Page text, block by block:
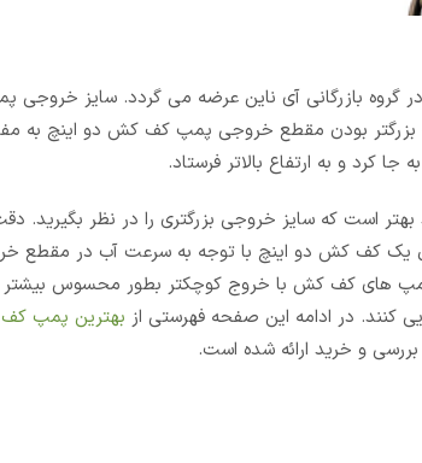
در گروه بازرگانی آی ناین عرضه می گردد. سایز
بزرگتر بودن مقطع خروجی پمپ کف کش دو اینچ به
و به ارتفاع بالاتر فرستاد.
است که سایز خروجی بزرگتری را در نظر بگیرید.
یک کف کش دو اینچ با توجه به سرعت آب در مقطع
در مقایسه پمپ های کف کش با خروج کوچکتر بطور محسوس
کنند. در ادامه این صفحه فهرستی از بهترین پمپ
و خرید ارائه شده است.